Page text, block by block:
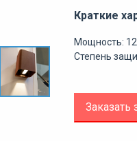
Краткие
Мощность:
Степень
Заказать